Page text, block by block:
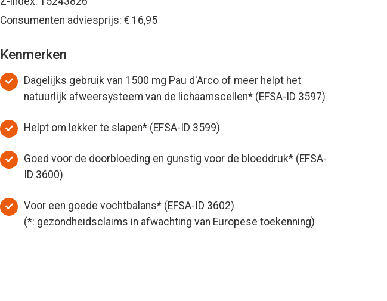
Consumenten adviesprijs: € 16,95
Kenmerken
Dagelijks gebruik van 1500 mg Pau d'Arco of meer helpt het
natuurlijk afweersysteem van de lichaamscellen* (EFSA-ID 3597)
Helpt om lekker te slapen* (EFSA-ID 3599)
Goed voor de doorbloeding en gunstig voor de bloeddruk* (EFSA-
ID 3600)
Voor een goede vochtbalans* (EFSA-ID 3602)
(*: gezondheidsclaims in afwachting van Europese toekenning)